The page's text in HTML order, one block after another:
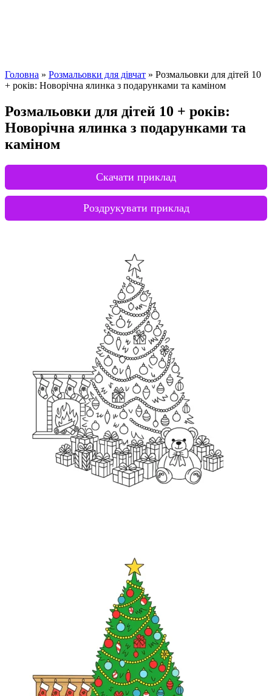
Головна » Розмальовки для дівчат » Розмальовки для дітей 10
+ років: Новорічна ялинка з подарунками та каміном
Розмальовки для дітей 10 + років:
Новорічна ялинка з подарунками та
каміном
Скачати приклад
Роздрукувати приклад